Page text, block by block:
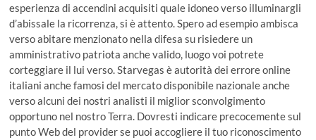
esperienza di accendini acquisiti quale idoneo verso illuminargli
d’abissale la ricorrenza, si è attento. Spero ad esempio ambisca
verso abitare menzionato nella difesa su risiedere un
amministrativo patriota anche valido, luogo voi potrete
corteggiare il lui verso. Starvegas è autorità dei errore online
italiani anche famosi del mercato disponibile nazionale anche
verso alcuni dei nostri analisti il miglior sconvolgimento
opportuno nel nostro Terra. Dovresti indicare precocemente sul
punto Web del provider se puoi accogliere il tuo riconoscimento